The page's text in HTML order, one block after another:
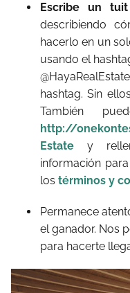
Escribe un tuit
describiendo
hacerlo en un
usando el
hashtag. Sin
También
http://
Estate y
información
los términos y
Permanece
el ganador. Nos
para hacerte